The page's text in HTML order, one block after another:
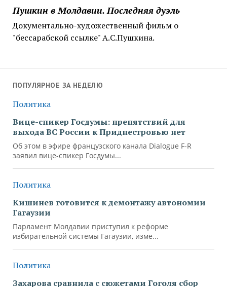
Пушкин в Молдавии. Последняя дуэль
Документально-художественный фильм о
"бессарабской ссылке" А.С.Пушкина.
ПОПУЛЯРНОЕ ЗА НЕДЕЛЮ